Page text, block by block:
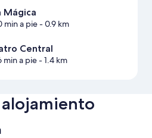
Mágica
min a pie- 0.9 km
Central
min a pie- 1.4 km